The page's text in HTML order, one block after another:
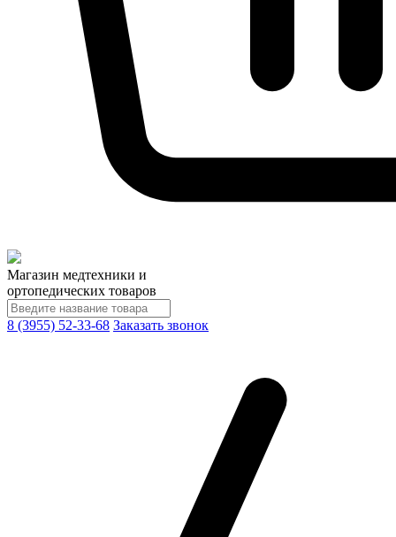
Магазин медтехники и
ортопедических товаров
8 (3955) 52-33-68 Заказать звонок